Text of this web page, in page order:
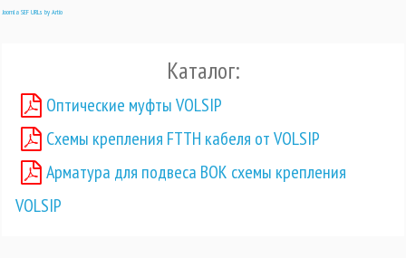
Joomla SEF URLs by Artio
Каталог:
Оптические муфты VOLSIP
Схемы крепления FTTH кабеля от VOLSIP
Арматура для подвеса ВОК схемы крепления
VOLSIP